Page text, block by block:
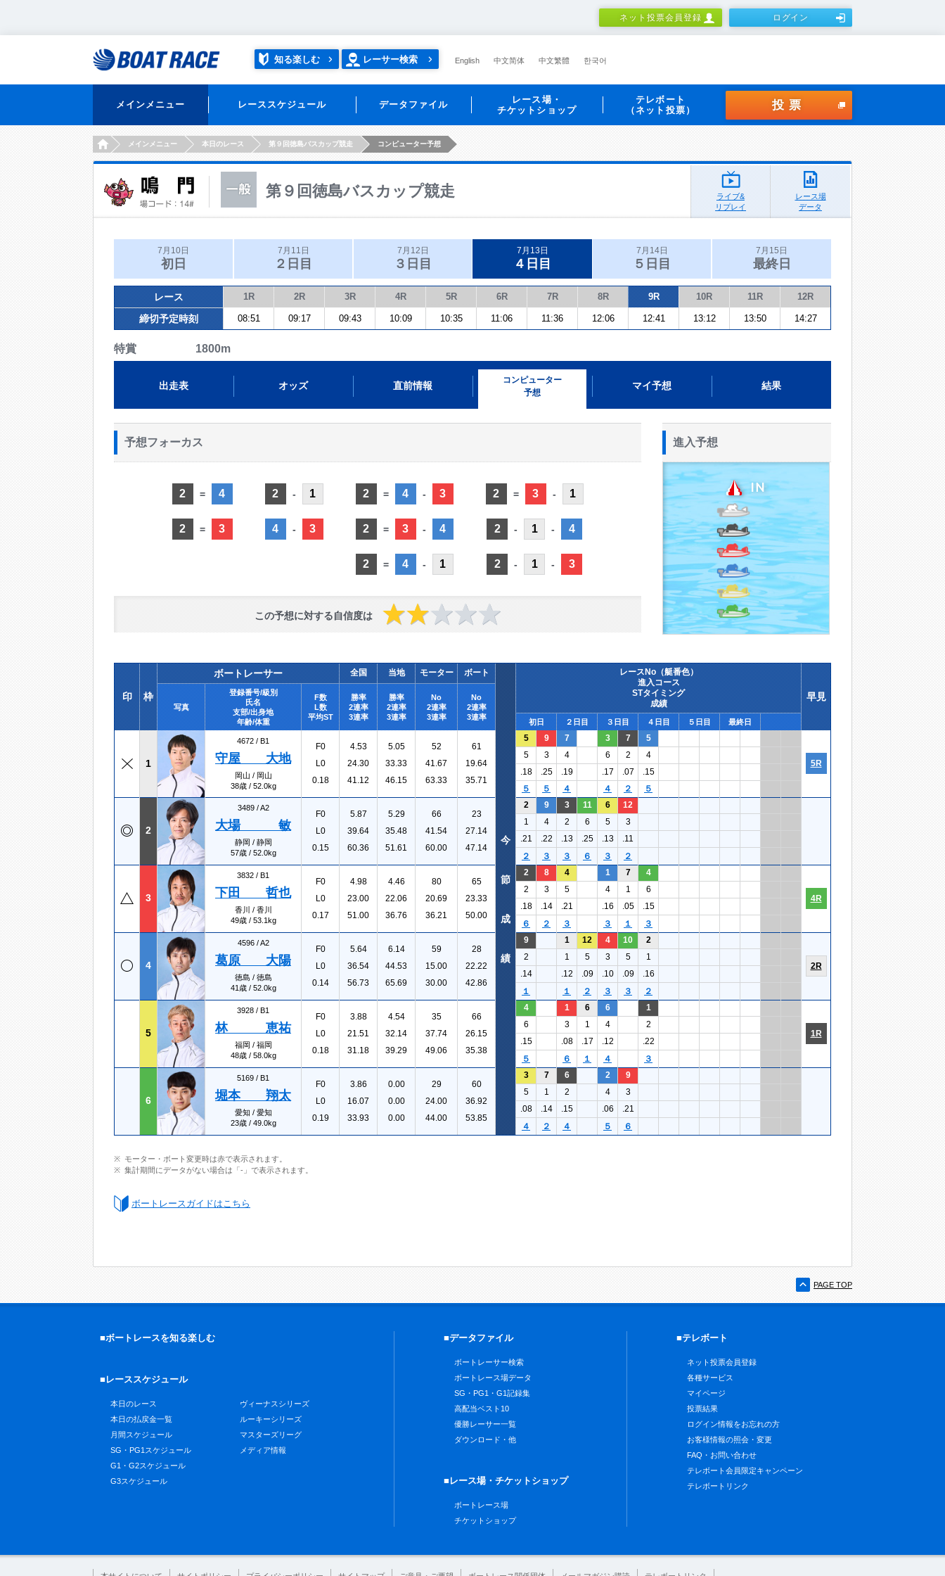
ネット投票会員登録 ログイン
知る楽しむ レーサー検索 English 中文简体 中文繁體 한국어
メインメニュー レーススケジュール データファイル
レース場・
チケットショップ
テレボート
（ネット投票）
投票
HOMEメインメニュー 本日のレース 第９回徳島バスカップ競走 コンピューター予想
第９回徳島バスカップ競走
ライブ&
リプレイ
レース場
データ
7月10日
初日
7月11日
２日目
7月12日
３日目
7月13日
４日目
7月14日
５日目
7月15日
最終日
レース 1R 2R 3R 4R 5R 6R 7R 8R 9R 10R 11R 12R
締切予定時刻 08:51 09:17 09:43 10:09 10:35 11:06 11:36 12:06 12:41 13:12 13:50 14:27
特賞 1800m
出走表 オッズ 直前情報
コンピューター
予想
マイ予想 結果
予想フォーカス
2 = 4
2 = 3
2 - 1
4 - 3
2 = 4 - 3
2 = 3 - 4
2 = 4 - 1
2 = 3 - 1
2 - 1 - 4
2 - 1 - 3
この予想に対する自信度は
進入予想
印 枠
ボートレーサー 全国 当地 モーター ボート
レースNo（艇番色）
進入コース
STタイミング
成績
早見
写真
登録番号/級別
氏名
支部/出身地
年齢/体重
F数
L数
平均ST
勝率
2連率
3連率
勝率
2連率
3連率
No
2連率
3連率
No
2連率
3連率
初日 ２日目 ３日目 ４日目 ５日目 最終日
1
4672 / B1
守屋 大地
岡山 / 岡山
38歳 / 52.0kg
F0
L0
0.18
4.53
24.30
41.12
5.05
33.33
46.15
52
41.67
63.33
61
19.64
35.71
5 9 7 3 7 5
5R
5 3 4 6 2
4
.18
.25 .19 .17 .07
.15
５
５ ４ ４ ２ ５
2
3489 /A2
大場 敏
静岡 / 静岡
57歳 / 52.0kg
F0
L0
0.15
5.87
39.64
60.36
5.29
35.48
51.61
66
41.54
60.00
23
27.14
47.14
2 9 3 11 6
12
1
4 2 6 5
3
.21
.22 .13 .25 .13
.11
２
３ ３ ６ ３ ２
3
3832 / B1
下田 哲也
香川 / 香川
49歳 / 53.1kg
F0
L0
0.17
4.98
23.00
51.00
4.46
22.06
36.76
80
20.69
36.21
65
23.33
50.00
2 8 4 1 7 4
4R
2 3 5 4 1
6
.18
.14 .21 .16 .05
.15
６
２ ３ ３ １ ３
4
4596 /A2
葛原 大陽
徳島 / 徳島
41歳 / 52.0kg
F0
L0
0.14
5.64
36.54
56.73
6.14
44.53
65.69
59
15.00
30.00
28
22.22
42.86
9 1 12 4 10 2
2R
2 1 5 3 5
1
.14
.12 .09 .10 .09
.16
１
１ ２ ３ ３ ２
5
3928 / B1
林 恵祐
福岡 / 福岡
48歳 / 58.0kg
F0
L0
0.18
3.88
21.51
31.18
4.54
32.14
39.29
35
37.74
49.06
66
26.15
35.38
4 1 6 6 1
1R
6 3 1 4
2
.15
.08 .17 .12
.22
５
６ １ ４ ３
6
5169 / B1
堀本 翔太
愛知 / 愛知
23歳 / 49.0kg
F0
L0
0.19
3.86
16.07
33.93
0.00
0.00
0.00
29
24.00
44.00
60
36.92
53.85
3 7 6 2
9
5
1 2 4
3
.08
.14 .15 .06
.21
４
２ ４ ５ ６
今
節
成
績
モーター・ボート変更時は赤で表示されます。
集計期間にデータがない場合は「-」で表示されます。
ボートレースガイドはこちら
PAGE TOP
■ボートレースを知る楽しむ
■レーススケジュール
本日のレース
本日の払戻金一覧
月間スケジュール
SG・PG1スケジュール
G1・G2スケジュール
G3スケジュール
ヴィーナスシリーズ
ルーキーシリーズ
マスターズリーグ
メディア情報
■データファイル
ボートレーサー検索
ボートレース場データ
SG・PG1・G1記録集
高配当ベスト10
優勝レーサー一覧
ダウンロード・他
■レース場・チケットショップ
ボートレース場
チケットショップ
■テレボート
ネット投票会員登録
各種サービス
マイページ
投票結果
ログイン情報をお忘れの方
お客様情報の照会・変更
FAQ・お問い合わせ
テレボート会員限定キャンペーン
テレボートリンク